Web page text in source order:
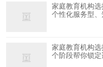
家庭教育机构选
个性化服务型
家庭教育机构
个阶段帮你锁